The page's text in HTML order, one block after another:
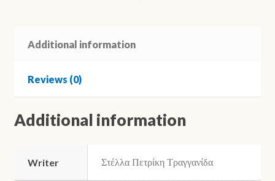
Additional information
Reviews (0)
Additional information
Writer Στέλλα Πετρίκη Τραγγανίδα